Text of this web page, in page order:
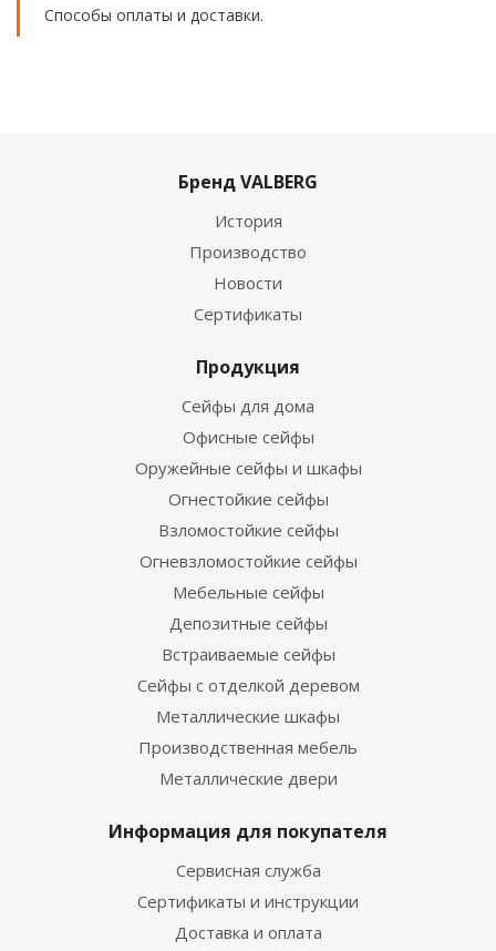
Способы оплаты и доставки.
Бренд VALBERG
История
Производство
Новости
Сертификаты
Продукция
Сейфы для дома
Офисные сейфы
Оружейные сейфы и шкафы
Огнестойкие сейфы
Взломостойкие сейфы
Огневзломостойкие сейфы
Мебельные сейфы
Депозитные сейфы
Встраиваемые сейфы
Сейфы с отделкой деревом
Металлические шкафы
Производственная мебель
Металлические двери
Информация для покупателя
Сервисная служба
Сертификаты и инструкции
Доставка и оплата